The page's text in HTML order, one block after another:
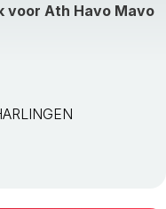
voor Ath Havo Mavo